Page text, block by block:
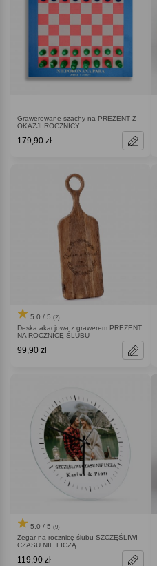
Grawerowane szachy na PREZENT Z
OKAZJI ROCZNICY
179,90 zł
5.0 / 5 (2)
Deska akacjowa z grawerem PREZENT
NA ROCZNICĘ ŚLUBU
99,90 zł
5.0 / 5 (9)
Zegar na rocznicę ślubu SZCZĘŚLIWI
CZASU NIE LICZĄ
119,90 zł